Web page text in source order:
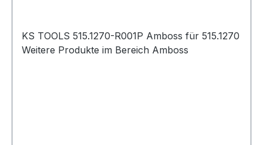
KS TOOLS 515.1270-R001P Amboss für 515.1270
Weitere Produkte im Bereich Amboss